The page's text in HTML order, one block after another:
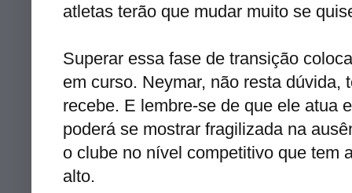
atletas terão que mudar muito se
Superar essa fase de transição
em curso. Neymar, não resta dúvida,
recebe. E lembre-se de que ele atua
poderá se mostrar fragilizada na
o clube no nível competitivo que tem
alto.